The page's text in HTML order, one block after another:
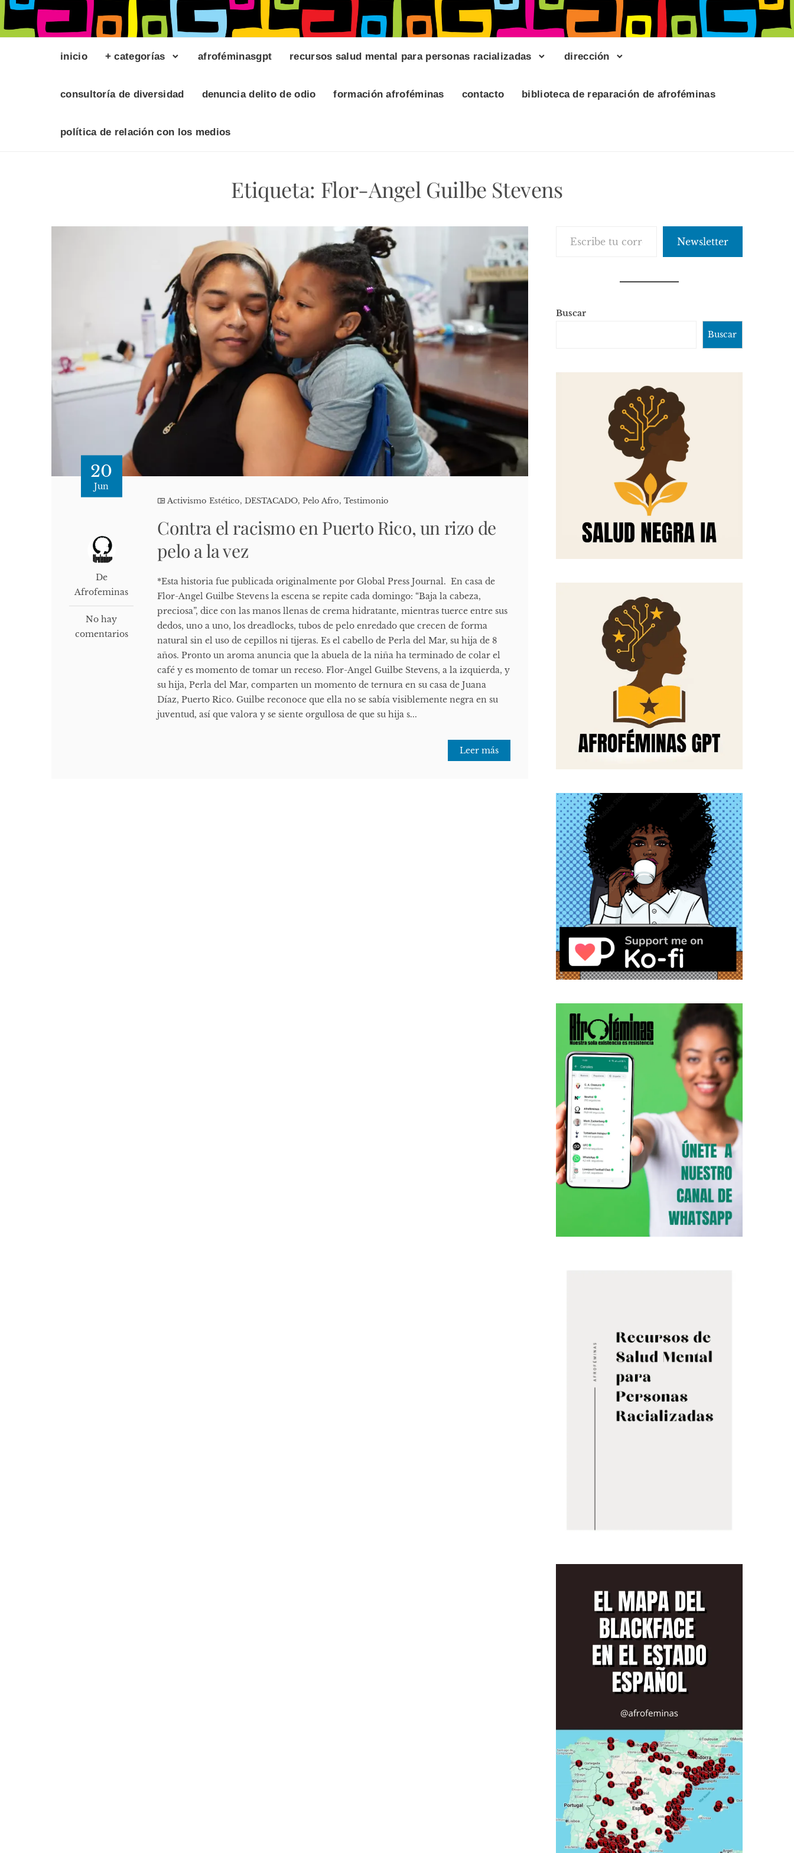
inicio + categorías afroféminasgpt recursos salud mental para personas racializadas dirección
consultoría de diversidad denuncia delito de odio formación afroféminas contacto biblioteca de reparación de afroféminas
política de relación con los medios
Etiqueta: Flor-Angel Guilbe Stevens
20
Jun
De
Afrofeminas
No hay
comentarios
Activismo Estético,DESTACADO,Pelo Afro,Testimonio
Contra el racismo en Puerto Rico, un rizo de
pelo a la vez
*Esta historia fue publicada originalmente por Global Press Journal. En casa de
Flor-Angel Guilbe Stevens la escena se repite cada domingo: “Baja la cabeza,
preciosa”, dice con las manos llenas de crema hidratante, mientras tuerce entre sus
dedos, uno a uno, los dreadlocks, tubos de pelo enredado que crecen de forma
natural sin el uso de cepillos ni tijeras. Es el cabello de Perla del Mar, su hija de 8
años. Pronto un aroma anuncia que la abuela de la niña ha terminado de colar el
café y es momento de tomar un receso. Flor-Angel Guilbe Stevens, a la izquierda, y
su hija, Perla del Mar, comparten un momento de ternura en su casa de Juana
Díaz, Puerto Rico. Guilbe reconoce que ella no se sabía visiblemente negra en su
juventud, así que valora y se siente orgullosa de que su hija s...
Leer más
Newsletter
Buscar
Buscar